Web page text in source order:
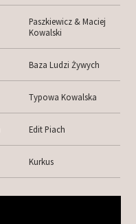
Paszkiewicz & Maciej
Kowalski
Baza Ludzi Żywych
Typowa Kowalska
Edit Piach
Kurkus